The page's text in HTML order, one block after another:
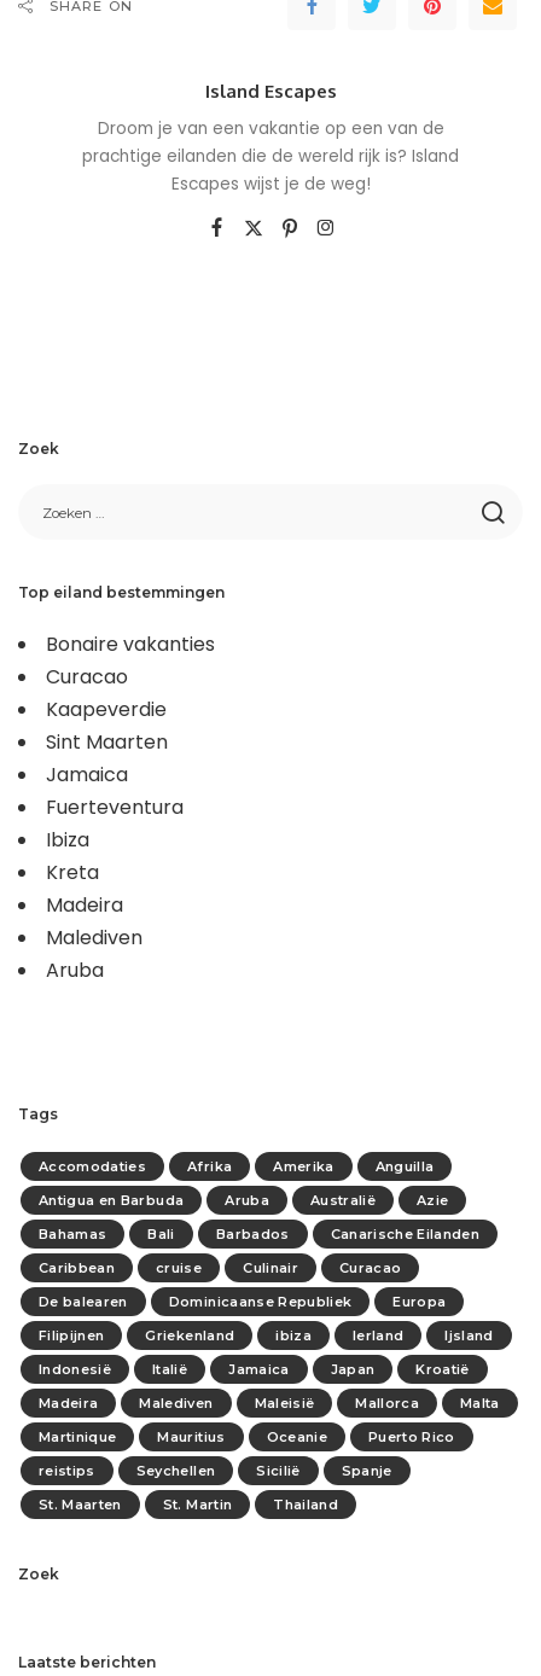
SHARE ON
Island Escapes
Droom je van een vakantie op een van de
prachtige eilanden die de wereld rijk is? Island
Escapes wijst je de weg!
Zoek
Top eiland bestemmingen
Bonaire vakanties
Curacao
Kaapeverdie
Sint Maarten
Jamaica
Fuerteventura
Ibiza
Kreta
Madeira
Malediven
Aruba
Tags
Accomodaties Afrika Amerika
Anguilla
Antigua en Barbuda
Aruba Australië
Azie
Bahamas
Bali Barbados
Canarische Eilanden
Caribbean
cruise Culinair
Curacao
De balearen
Dominicaanse Republiek
Europa
Filipijnen
Griekenland ibiza Ierland
Ijsland
Indonesië
Italië Jamaica Japan
Kroatië
Madeira
Malediven Maleisië Mallorca
Malta
Martinique
Mauritius Oceanie
Puerto Rico
reistips
Seychellen Sicilië
Spanje
St. Maarten
St. Martin Thailand
Zoek
Laatste berichten